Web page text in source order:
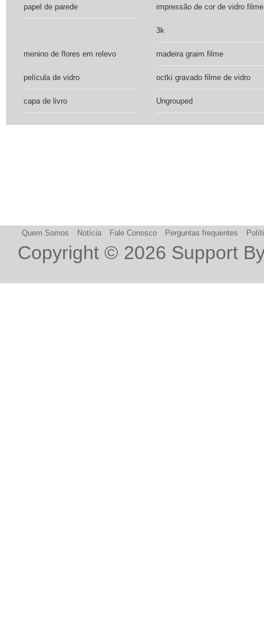
papel de parede impressão de cor de vidro filme
3k
menino de flores em relevo
película de vidro
madeira graim filme
octki gravado filme de vidro
capa de livro Ungrouped
Quem Somos Notícia Fale Conosco Perguntas frequentes
Copyright © 2026 Support